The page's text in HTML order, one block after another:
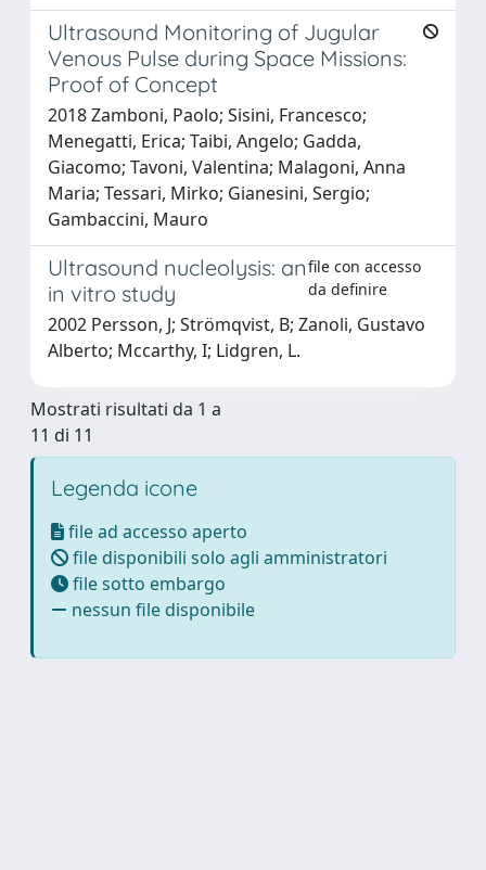
Ultrasound Monitoring of Jugular
Venous Pulse during Space Missions:
Proof of Concept
2018 Zamboni, Paolo; Sisini, Francesco;
Menegatti, Erica; Taibi, Angelo; Gadda,
Giacomo; Tavoni, Valentina; Malagoni, Anna
Maria; Tessari, Mirko; Gianesini, Sergio;
Gambaccini, Mauro
Ultrasound nucleolysis: an
in vitro study
file con accesso
da definire
2002 Persson, J; Strömqvist, B; Zanoli, Gustavo
Alberto; Mccarthy, I; Lidgren, L.
Mostrati risultati da 1 a
11 di 11
Legenda icone
file ad accesso aperto
file disponibili solo agli amministratori
file sotto embargo
nessun file disponibile